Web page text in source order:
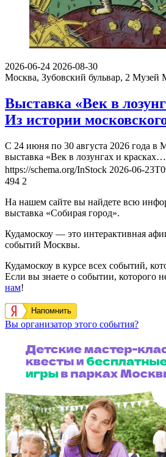
2026-06-24 2026-08-30
Москва, Зубовский бульвар, 2 Музей
Выставка «Век в
Из истории
С 24 июня по 30 августа 2026 года в
выставка «Век в лозунгах и красках…
https://schema.org/InStock 2026-06-
494 2
На нашем сайте вы найдете всю
выставка «Собирая город».
Кудамоскоу — это интерактивная
событий Москвы.
Кудамоскоу в курсе всех событий,
Если вы знаете о событии, которого
нам!
Напомнить
Вы организатор этого события?